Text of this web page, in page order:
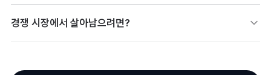
가 곧 브랜드 성과 공유 채널이 되는 선순환을 만듭니다.
경쟁 시장에서 살아남으려면?